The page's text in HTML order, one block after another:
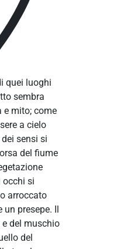
quei luoghi
sembra
e mito; come
a cielo
sensi si
del fiume
occhi si
arroccato
presepe. Il
del muschio
del